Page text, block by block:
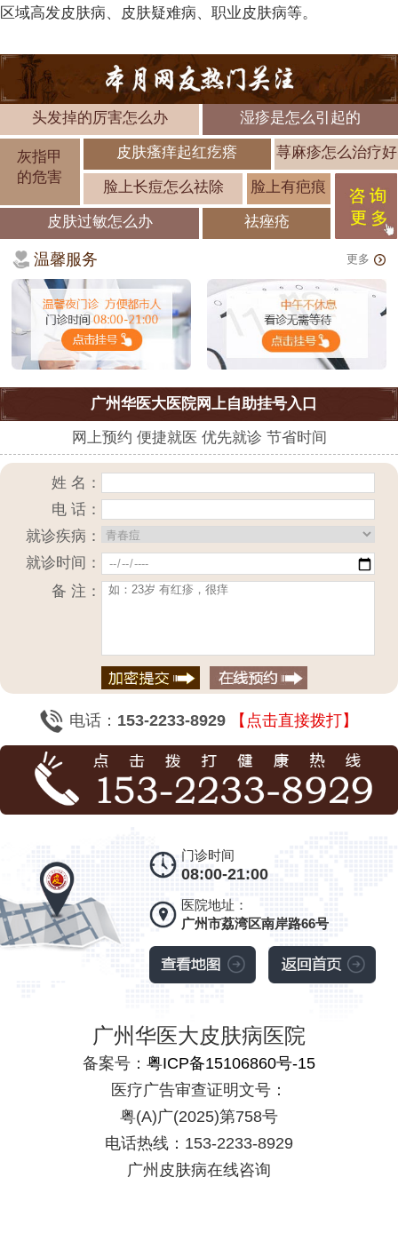
区域高发皮肤病、皮肤疑难病、职业皮肤病等。
头发掉的厉害怎么办 湿疹是怎么引起的
灰指甲
的危害
皮肤瘙痒起红疙瘩 荨麻疹怎么治疗好
脸上长痘怎么祛除 脸上有疤痕
皮肤过敏怎么办 祛痤疮
温馨服务 更多
广州华医大医院网上自助挂号入口
网上预约 便捷就医 优先就诊 节省时间
姓 名：
电 话：
就诊疾病：
就诊时间：
备 注：
电话： 153-2233-8929 【点击直接拨打】
门诊时间
08:00-21:00
医院地址：
广州市荔湾区南岸路66号
广州华医大皮肤病医院
备案号： 粤ICP备15106860号-15
医疗广告审查证明文号：
粤(A)广(2025)第758号
电话热线：153-2233-8929
广州皮肤病在线咨询